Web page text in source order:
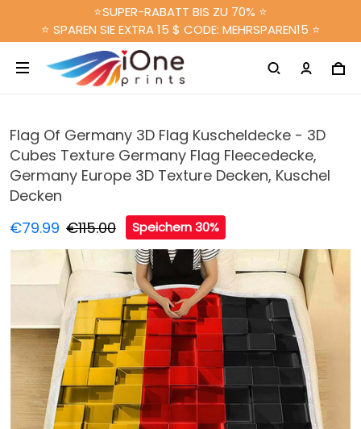
⭐SUPER-RABATT BIS ZU 70% ⭐
⭐ SPAREN SIE EXTRA 15 $ CODE: MEHRSPAREN15 ⭐
Flag Of Germany 3D Flag Kuscheldecke - 3D
Cubes Texture Germany Flag Fleecedecke,
Germany Europe 3D Texture Decken, Kuschel
Decken
€79.99 €115.00 Speichern 30%